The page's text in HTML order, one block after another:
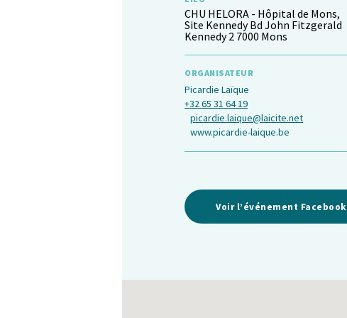
CHU HELORA - Hôpital de Mons,
Site Kennedy Bd John Fitzgerald
Kennedy 2 7000 Mons
ORGANISATEUR
Picardie Laïque
+32 65 31 64 19
picardie.laique@laicite.net
www.picardie-laique.be
Voir l’événement Facebook